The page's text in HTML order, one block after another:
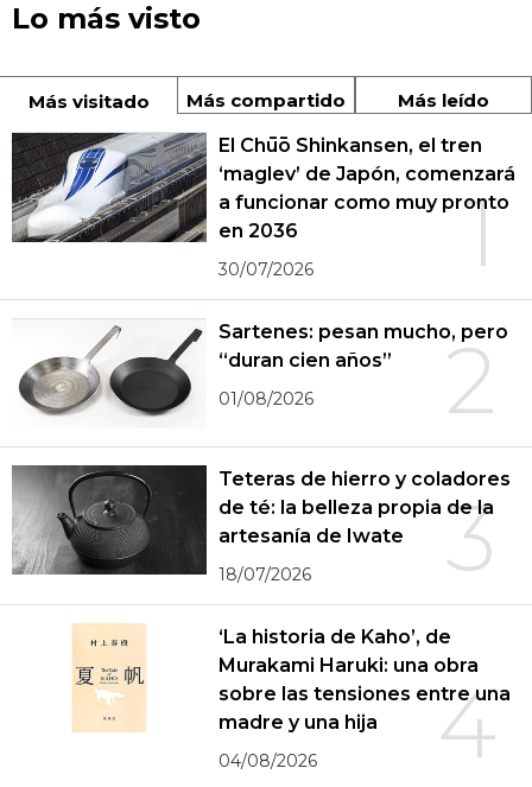
Lo más visto
Más visitado Más compartido Más leído
1
El Chūō Shinkansen, el tren
‘maglev’ de Japón, comenzará
a funcionar como muy pronto
en 2036
30/07/2026
2
Sartenes: pesan mucho, pero
“duran cien años”
01/08/2026
3
Teteras de hierro y coladores
de té: la belleza propia de la
artesanía de Iwate
18/07/2026
4
‘La historia de Kaho’, de
Murakami Haruki: una obra
sobre las tensiones entre una
madre y una hija
04/08/2026